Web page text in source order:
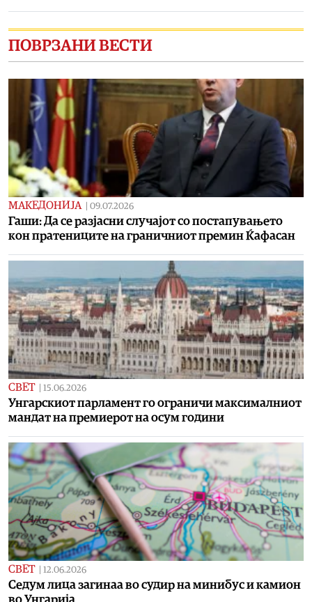
ПОВРЗАНИ ВЕСТИ
МАКЕДОНИЈА | 09.07.2026
Гаши: Да се разјасни случајот со постапувањето
кон пратениците на граничниот премин Ќафасан
СВЕТ | 15.06.2026
Унгарскиот парламент го ограничи максималниот
мандат на премиерот на осум години
СВЕТ | 12.06.2026
Седум лица загинаа во судир на минибус и камион
во Унгарија